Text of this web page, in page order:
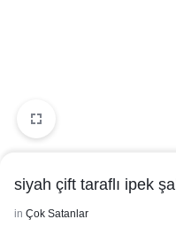
siyah çift taraflı ipek şal
in Çok Satanlar